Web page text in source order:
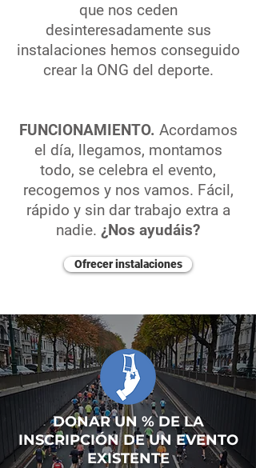
que nos ceden
desinteresadamente sus
instalaciones hemos conseguido
crear la ONG del deporte.
FUNCIONAMIENTO. Acordamos
el día, llegamos, montamos
todo, se celebra el evento,
recogemos y nos vamos. Fácil,
rápido y sin dar trabajo extra a
nadie. ¿Nos ayudáis?
Ofrecer instalaciones
DONAR UN % DE LA
INSCRIPCIÓN DE UN EVENTO
EXISTENTE